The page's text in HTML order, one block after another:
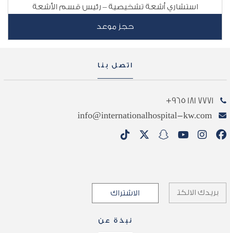
استشاري أشعة تشخيصية – رئيس قسم الأشعة
حجز موعد
اتصل بنا
7771 181 965+
info@internationalhospital-kw.com
نبذة عن